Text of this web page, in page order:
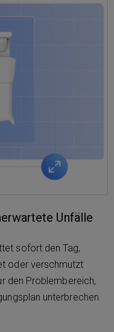
Unfälle
sofort den Tag,
oder verschmutzt
den Problembereich,
unterbrechen